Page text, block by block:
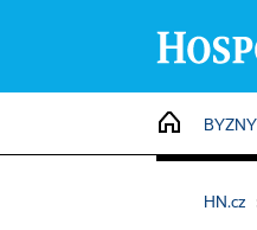
HOME
HN.cz